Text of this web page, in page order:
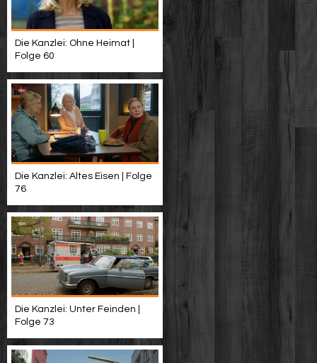
Die Kanzlei: Ohne Heimat |
Folge 60
Die Kanzlei: Altes Eisen | Folge
76
Die Kanzlei: Unter Feinden |
Folge 73